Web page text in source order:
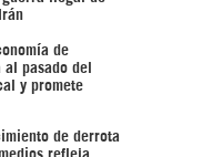
de
al pasado del
y promete
de derrota
refleja